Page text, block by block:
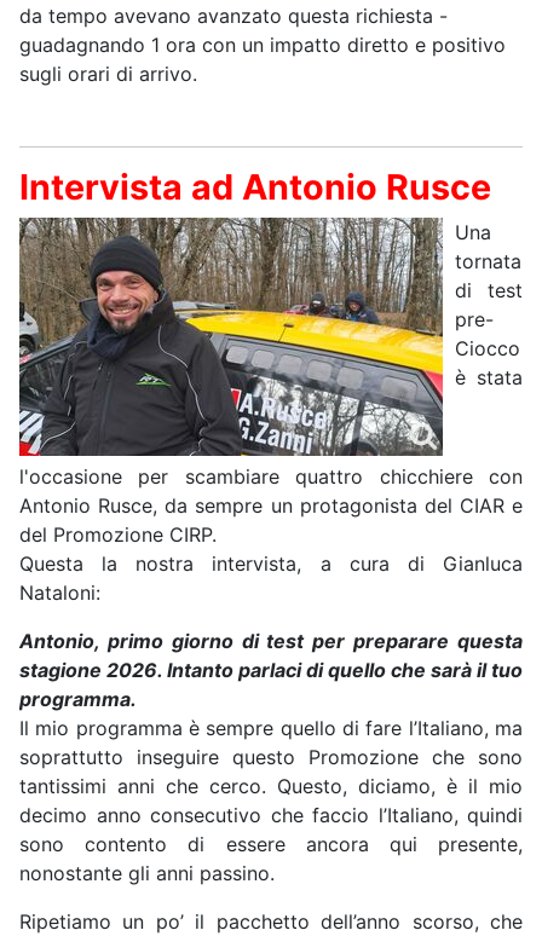
da tempo avevano avanzato questa richiesta -
guadagnando 1 ora con un impatto diretto e positivo
sugli orari di arrivo.
Intervista ad Antonio Rusce
Una
tornata
di test
pre-
Ciocco
è stata
l'occasione per scambiare quattro chicchiere con
Antonio Rusce, da sempre un protagonista del CIAR e
del Promozione CIRP.
Questa la nostra intervista, a cura di Gianluca
Nataloni:
Antonio, primo giorno di test per preparare questa
stagione 2026. Intanto parlaci di quello che sarà il tuo
programma.
Il mio programma è sempre quello di fare l’Italiano, ma
soprattutto inseguire questo Promozione che sono
tantissimi anni che cerco. Questo, diciamo, è il mio
decimo anno consecutivo che faccio l’Italiano, quindi
sono contento di essere ancora qui presente,
nonostante gli anni passino.
Ripetiamo un po’ il pacchetto dell’anno scorso, che